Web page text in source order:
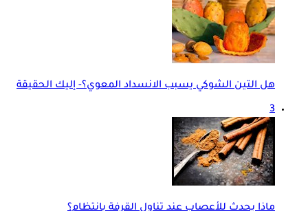
هل التين الشوكي يسبب الانسداد المعوي؟- إليك الحقيقة
3
ماذا يحدث للأعصاب عند تناول القرفة بانتظام؟